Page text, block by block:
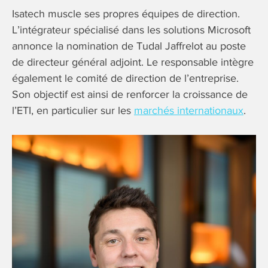
Isatech muscle ses propres équipes de direction.
L’intégrateur spécialisé dans les solutions Microsoft
annonce la nomination de Tudal Jaffrelot au poste
de directeur général adjoint. Le responsable intègre
également le comité de direction de l’entreprise.
Son objectif est ainsi de renforcer la croissance de
l’ETI, en particulier sur les marchés internationaux.